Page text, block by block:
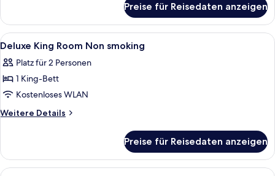
Queens,
Non-
Smoking
anzeigen
3,
Studio
Suite,
Queens,
Non-
Preise für Reisedaten anzeigen
Alle
Fotos
für
Deluxe
King
Room
anzeigen
Daunenbettdecken, Pillowtop-
5
Deluxe King Room Non smoking
Platz für 2 Personen
1 King-Bett
Kostenloses WLAN
Weitere Details
Weitere
King
Room
Preise für Reisedaten anzeigen
Dusche, Designer-Toilettenartikel,